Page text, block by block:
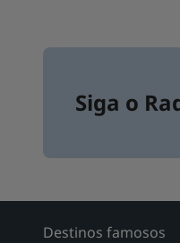
Siga o
Destinos famosos